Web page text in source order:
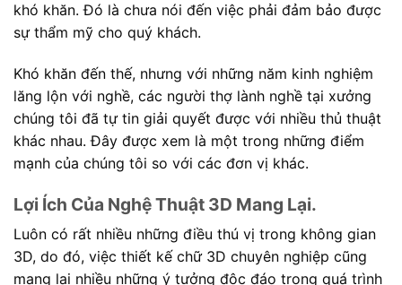
khó khăn. Đó là chưa nói đến việc phải đảm bảo được
sự thẩm mỹ cho quý khách.
Khó khăn đến thế, nhưng với những năm kinh nghiệm
lăng lộn với nghề, các người thợ lành nghề tại xưởng
chúng tôi đã tự tin giải quyết được với nhiều thủ thuật
khác nhau. Đây được xem là một trong những điểm
mạnh của chúng tôi so với các đơn vị khác.
Lợi Ích Của Nghệ Thuật 3D Mang Lại.
Luôn có rất nhiều những điều thú vị trong không gian
3D, do đó, việc thiết kế chữ 3D chuyên nghiệp cũng
mang lại nhiều những ý tưởng độc đáo trong quá trình